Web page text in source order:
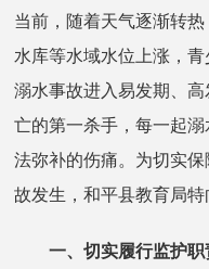
当前，随着天气逐渐转热
水库等水域水位上涨，
溺水事故进入易发期、
亡的第一杀手，每一起
法弥补的伤痛。为切实
故发生，和平县教育局特
一、切实履行监护职